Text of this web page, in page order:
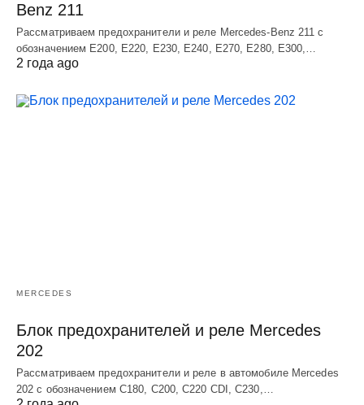
Benz 211
Рассматриваем предохранители и реле Mercedes-Benz 211 с
обозначением E200, E220, E230, E240, E270, E280, E300,…
2 года ago
MERCEDES
Блок предохранителей и реле Mercedes
202
Рассматриваем предохранители и реле в автомобиле Mercedes
202 с обозначением С180, С200, С220 СDI, С230,…